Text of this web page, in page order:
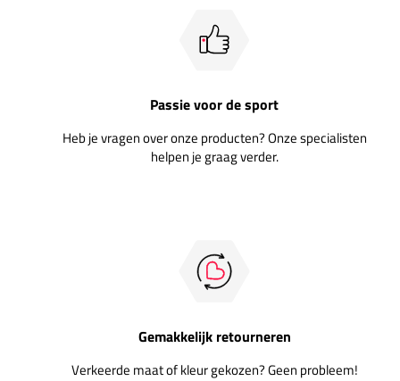
Passie voor de sport
Heb je vragen over onze producten? Onze specialisten
helpen je graag verder.
Gemakkelijk retourneren
Verkeerde maat of kleur gekozen? Geen probleem!